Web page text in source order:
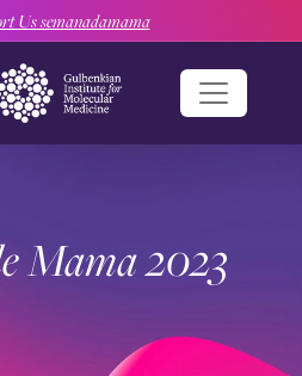
Us semanadamama
Mama 2023